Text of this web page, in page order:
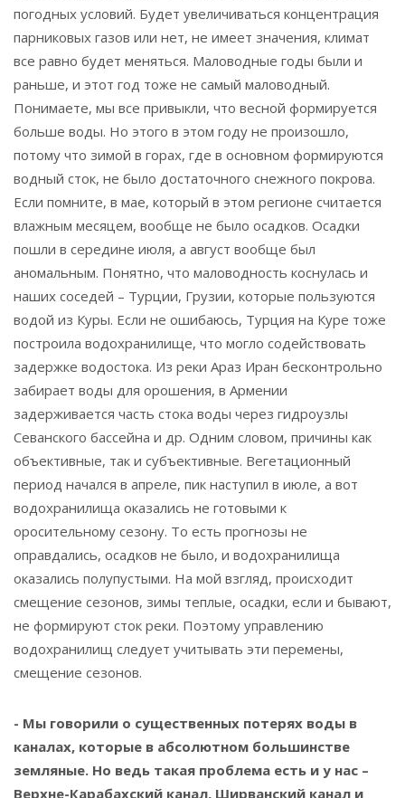
погодных условий. Будет увеличиваться концентрация
парниковых газов или нет, не имеет значения, климат
все равно будет меняться. Маловодные годы были и
раньше, и этот год тоже не самый маловодный.
Понимаете, мы все привыкли, что весной формируется
больше воды. Но этого в этом году не произошло,
потому что зимой в горах, где в основном формируются
водный сток, не было достаточного снежного покрова.
Если помните, в мае, который в этом регионе считается
влажным месяцем, вообще не было осадков. Осадки
пошли в середине июля, а август вообще был
аномальным. Понятно, что маловодность коснулась и
наших соседей – Турции, Грузии, которые пользуются
водой из Куры. Если не ошибаюсь, Турция на Куре тоже
построила водохранилище, что могло содействовать
задержке водостока. Из реки Араз Иран бесконтрольно
забирает воды для орошения, в Армении
задерживается часть стока воды через гидроузлы
Севанского бассейна и др. Одним словом, причины как
объективные, так и субъективные. Вегетационный
период начался в апреле, пик наступил в июле, а вот
водохранилища оказались не готовыми к
оросительному сезону. То есть прогнозы не
оправдались, осадков не было, и водохранилища
оказались полупустыми. На мой взгляд, происходит
смещение сезонов, зимы теплые, осадки, если и бывают,
не формируют сток реки. Поэтому управлению
водохранилищ следует учитывать эти перемены,
смещение сезонов.
- Мы говорили о существенных потерях воды в
каналах, которые в абсолютном большинстве
земляные. Но ведь такая проблема есть и у нас –
Верхне-Карабахский канал, Ширванский канал и